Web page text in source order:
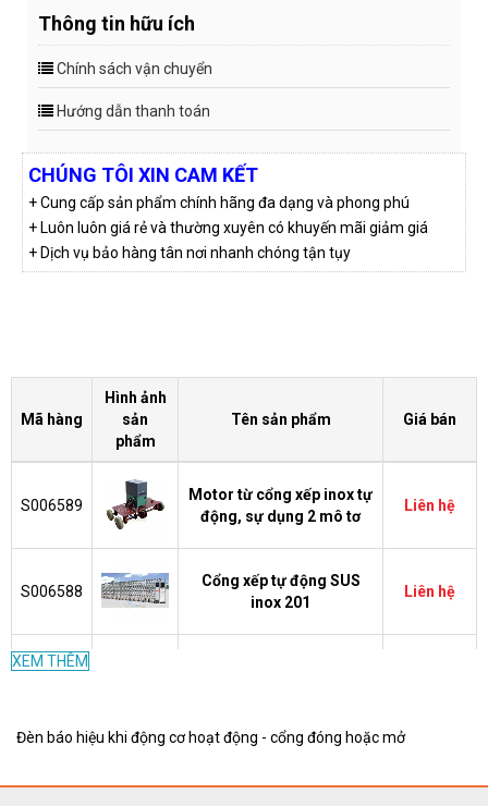
Thông tin hữu ích
Chính sách vận chuyển
Hướng dẫn thanh toán
CHÚNG TÔI XIN CAM KẾT
+ Cung cấp sản phẩm chính hãng đa dạng và phong phú
+ Luôn luôn giá rẻ và thường xuyên có khuyến mãi giảm giá
+ Dịch vụ bảo hàng tân nơi nhanh chóng tận tụy
Mã hàng
Hình ảnh
sản
phẩm
Tên sản phẩm Giá bán
S006589
Motor từ cổng xếp inox tự
động, sự dụng 2 mô tơ
Liên hệ
S006588
Cổng xếp tự động SUS
inox 201
Liên hệ
XEM THÊM
Đèn báo hiệu khi động cơ hoạt động - cổng đóng hoặc mở